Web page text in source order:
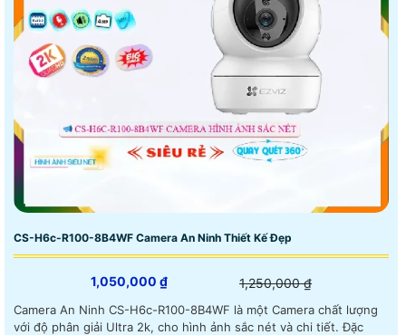
CS-H6c-R100-8B4WF Camera An Ninh Thiết Kế Đẹp
1,050,000 ₫ 1,250,000 ₫
Camera An Ninh CS-H6c-R100-8B4WF là một Camera chất lượng
với độ phân giải Ultra 2k, cho hình ảnh sắc nét và chi tiết. Đặc